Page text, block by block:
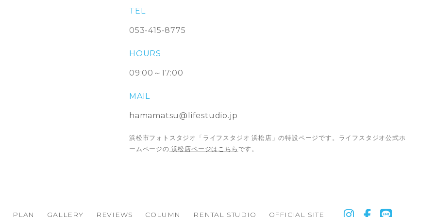
TEL
053-415-8775
HOURS
09:00～17:00
MAIL
hamamatsu@lifestudio.jp
浜松市フォトスタジオ「ライフスタジオ 浜松店」の特設ページです。ライフスタジオ公式ホ
ームページの 浜松店ページはこちら です。
PLAN GALLERY REVIEWS COLUMN RENTAL STUDIO OFFICIAL SITE